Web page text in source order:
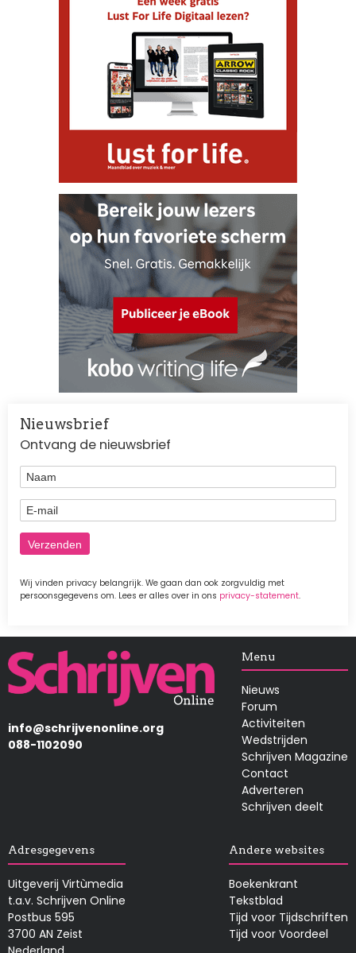
Nieuwsbrief
Ontvang de nieuwsbrief
Naam
E-mail
Wij vinden privacy belangrijk. We gaan dan ook zorgvuldig met
persoonsgegevens om. Lees er alles over in ons privacy-statement.
Afbeelding
info@schrijvenonline.org
088-1102090
Menu
Nieuws
Forum
Activiteiten
Wedstrijden
Schrijven Magazine
Contact
Adverteren
Schrijven deelt
Adresgegevens
Uitgeverij Virtùmedia
t.a.v. Schrijven Online
Postbus 595
3700 AN Zeist
Andere websites
Boekenkrant
Tekstblad
Tijd voor Tijdschriften
Tijd voor Voordeel